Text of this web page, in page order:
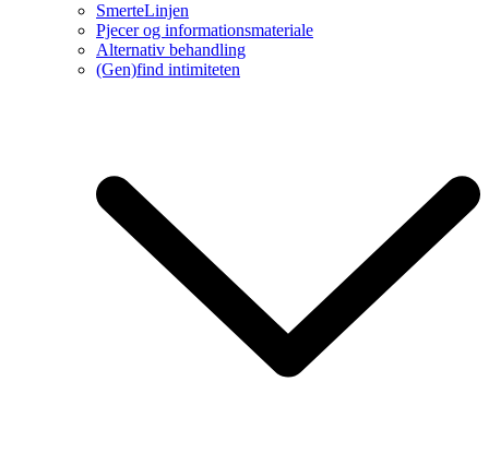
SmerteLinjen
Pjecer og informationsmateriale
Alternativ behandling
(Gen)find intimiteten